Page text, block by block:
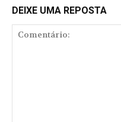
DEIXE UMA REPOSTA